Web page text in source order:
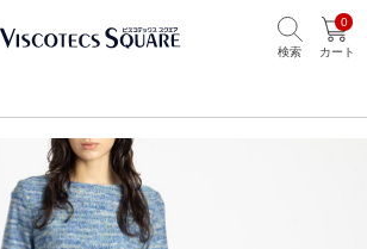
検索
0
カート